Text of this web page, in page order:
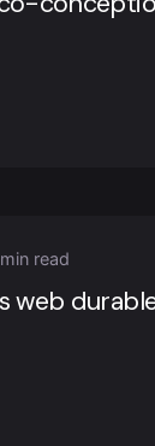
read
web